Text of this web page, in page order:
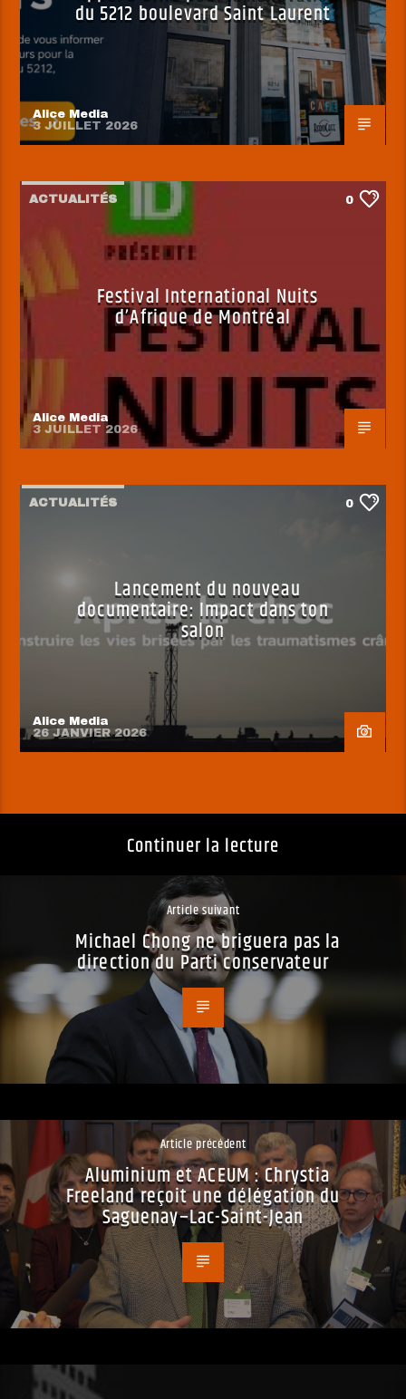
du 5212 boulevard Saint Laurent
Alice Media
3 JUILLET 2026
ACTUALITÉS 0
Festival International Nuits
d’Afrique de Montréal
Alice Media
3 JUILLET 2026
ACTUALITÉS 0
Lancement du nouveau
documentaire: Impact dans ton
salon
Alice Media
26 JANVIER 2026
Continuer la lecture
Article suivant
Michael Chong ne briguera pas la
direction du Parti conservateur
Article précédent
Aluminium et ACEUM : Chrystia
Freeland reçoit une délégation du
Saguenay−Lac-Saint-Jean